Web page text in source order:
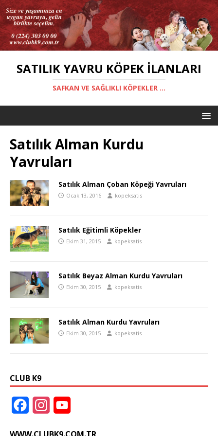
SATILIK YAVRU KÖPEK İLANLARI
SAFKAN VE SAĞLIKLI KÖPEKLER ...
Satılık Alman Kurdu
Yavruları
Satılık Alman Çoban Köpeği Yavruları
Ocak 13, 2016 kopeksatis
Satılık Eğitimli Köpekler
Ekim 31, 2015 kopeksatis
Satılık Beyaz Alman Kurdu Yavruları
Ekim 30, 2015 kopeksatis
Satılık Alman Kurdu Yavruları
Ekim 30, 2015 kopeksatis
CLUB K9